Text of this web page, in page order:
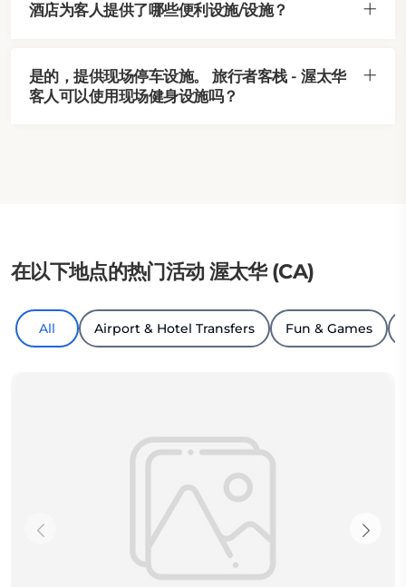
酒店为客人提供了哪些便利设施/设施？
是的，提供现场停车设施。 旅行者客栈 - 渥太华
客人可以使用现场健身设施吗？
在以下地点的热门活动 渥太华 (CA)
All Airport & Hotel Transfers Fun & Games